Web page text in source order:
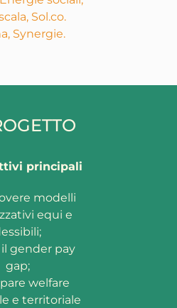
Sol.co.
Synergie.
principali
modelli
equi e
gender pay
gap;
welfare
e territoriale